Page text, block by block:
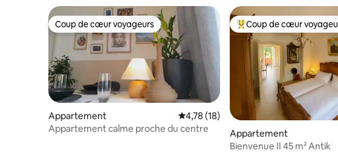
Coup de cœur voyageurs
Coup de cœur voyageurs
Appartement Évaluation moyenne sur la base de 18
4,78 (18)
Appartement calme proche du centre
Coups de cœur
Coup de cœur
Appartement
Bienvenue II 45 m² Antik